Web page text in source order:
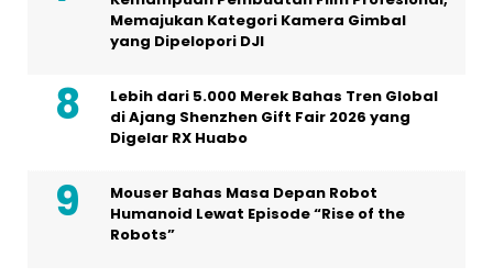
Memajukan Kategori Kamera Gimbal
yang Dipelopori DJI
Lebih dari 5.000 Merek Bahas Tren Global
di Ajang Shenzhen Gift Fair 2026 yang
Digelar RX Huabo
Mouser Bahas Masa Depan Robot
Humanoid Lewat Episode “Rise of the
Robots”